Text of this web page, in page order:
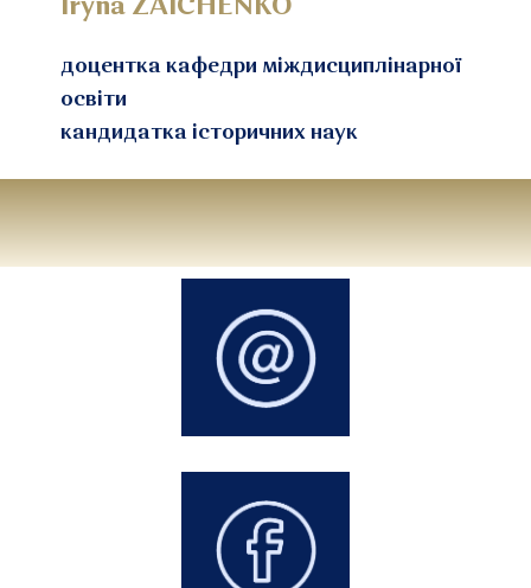
Iryna ZAICHENKO
доцентка кафедри міждисциплінарної
освіти
кандидатка історичних наук